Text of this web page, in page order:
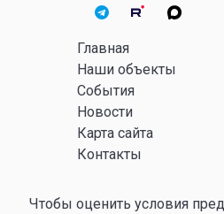
Главная
Наши объекты
События
Новости
Карта сайта
Контакты
Чтобы оценить условия